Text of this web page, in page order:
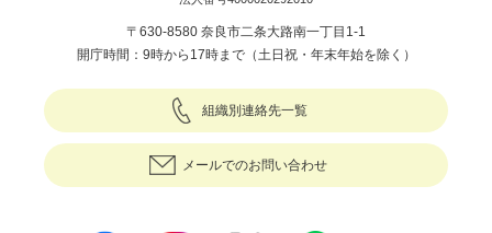
〒630-8580 奈良市二条大路南一丁目1-1
開庁時間：9時から17時まで（土日祝・年末年始を除く）
組織別連絡先一覧
メールでのお問い合わせ